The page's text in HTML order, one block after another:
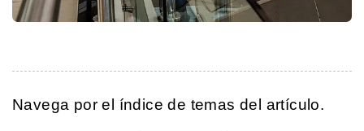
Navega por el índice de temas del artículo.